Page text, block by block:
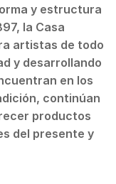
y estructura
la Casa
artistas de todo
y desarrollando
en los
continúan
productos
del presente y